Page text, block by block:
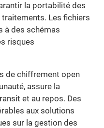
la portabilité des
Les fichiers
à des schémas
risques
de chiffrement open
assure la
et au repos. Des
aux solutions
sur la gestion des